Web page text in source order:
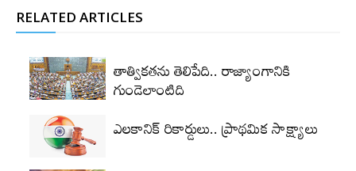
RELATED ARTICLES
తాత్వికతను తెలిపేది.. రాజ్యాంగానికి
గుండెలాంటిది
ఎలకానిక్‌ రికార్డులు.. ప్రాథమిక సాక్ష్యాలు